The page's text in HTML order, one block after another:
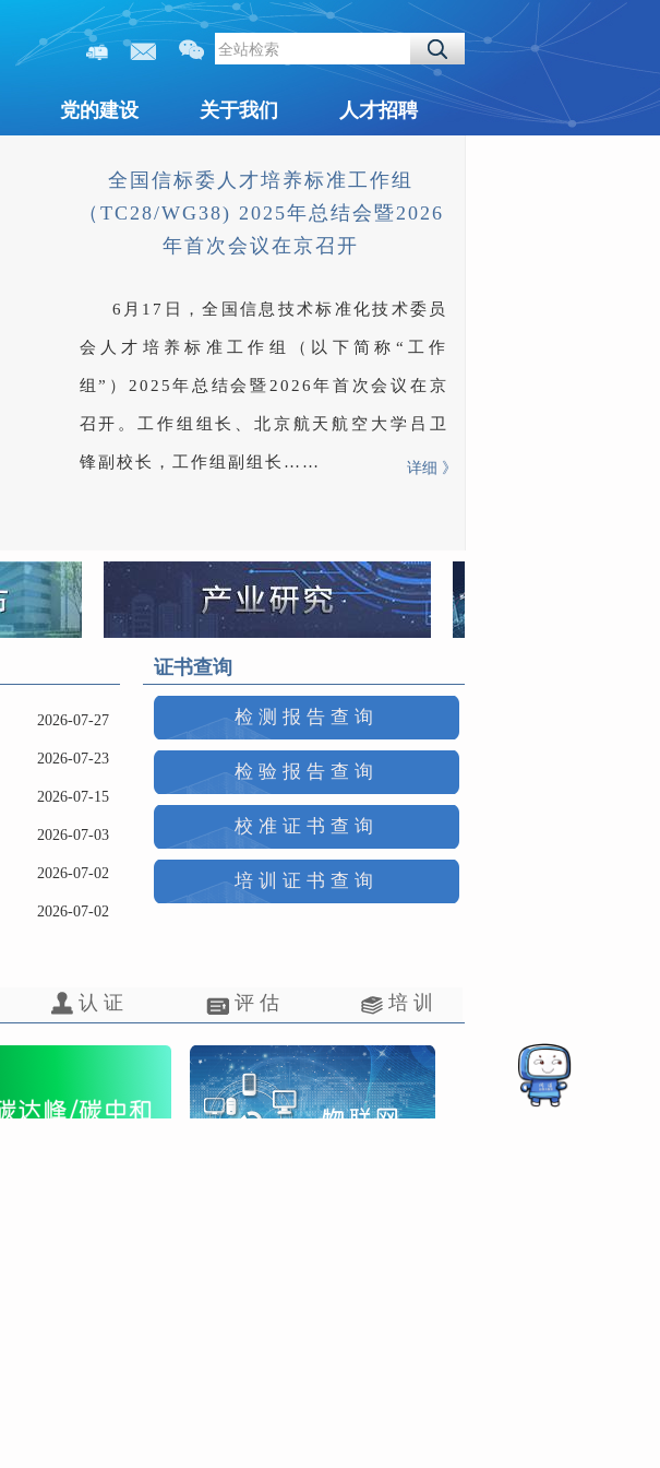
全站检索
党的建设 关于我们 人才招聘
全国信标委人才培养标准工作组
（TC28/WG38) 2025年总结会暨2026
年首次会议在京召开
6月17日，全国信息技术标准化技术委员
会人才培养标准工作组（以下简称“工作
组”）2025年总结会暨2026年首次会议在京
召开。工作组组长、北京航天航空大学吕卫
锋副校长，工作组副组长…… 详细 》
2026-07-27
2026-07-23
2026-07-15
2026-07-03
2026-07-02
2026-07-02
证书查询
检测报告查询
检验报告查询
校准证书查询
培训证书查询
认 证 评 估 培 训